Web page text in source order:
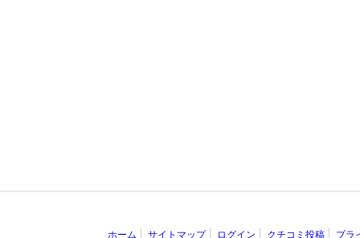
ホーム サイトマップ ログイン クチコミ投稿 プラ